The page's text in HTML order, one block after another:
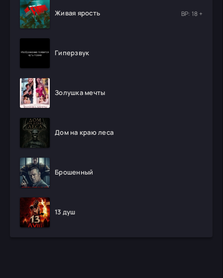
Живая ярость ВР: 18 +
Гиперзвук
Золушка мечты
Дом на краю леса
Брошенный
13 душ